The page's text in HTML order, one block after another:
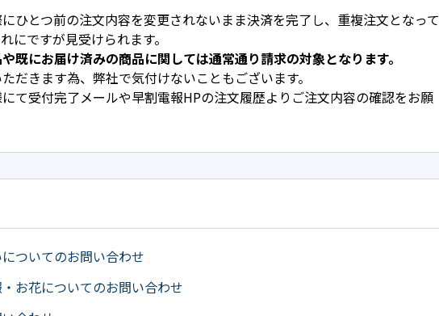
ひとつ前の注文内容を変更されないまま決済を完了し、重複注文となって
にですが見受けられます。
既にお届け済みの商品に関しては通常通り請求の対象となります。
だきます為、弊社で気付けないこともございます。
て受付完了メールや早割電報HPの注文履歴よりご注文内容の確認をお願
ついてのお問い合わせ
お花についてのお問い合わせ